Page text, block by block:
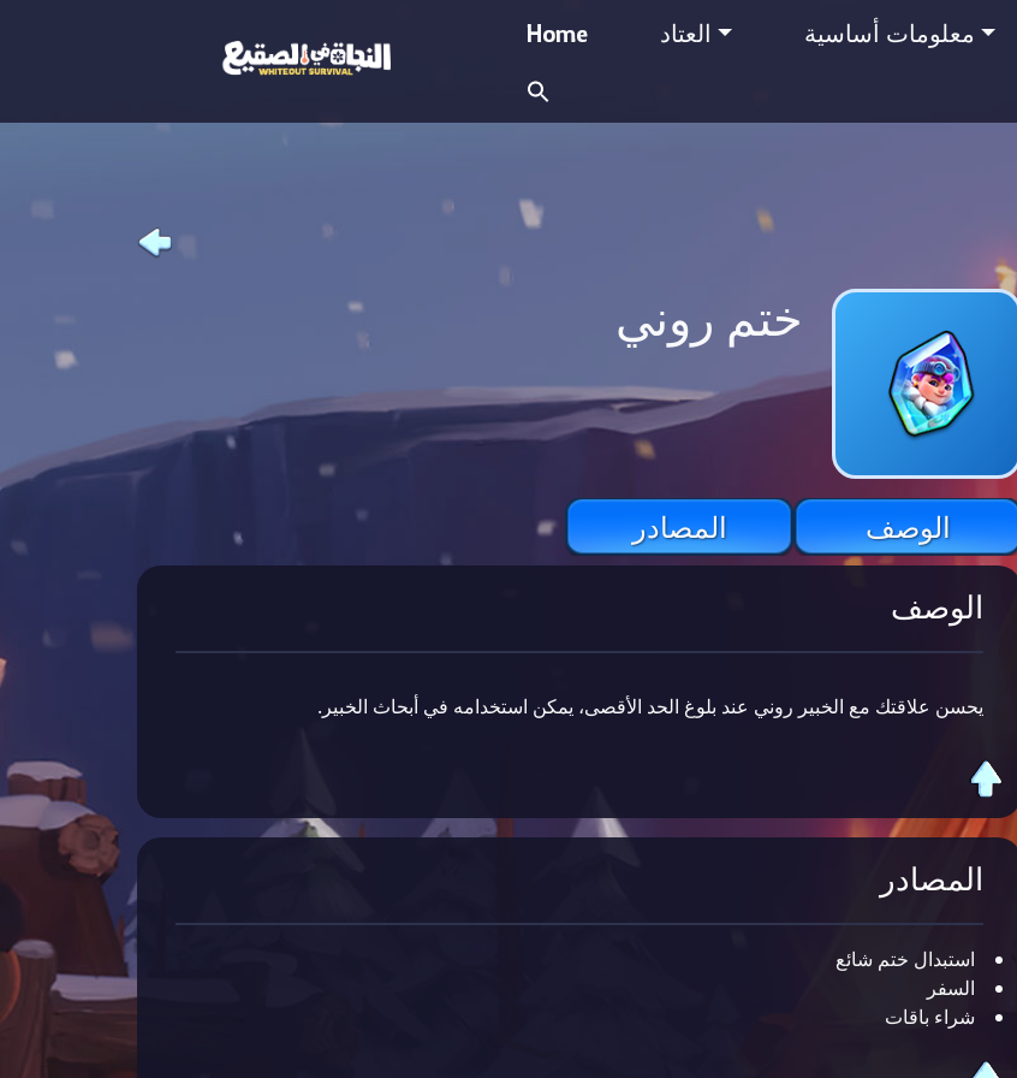
Home العتاد معلومات أساسية
ختم روني
الوصف المصادر
الوصف
يحسن علاقتك مع الخبير روني عند بلوغ الحد الأقصى، يمكن استخدامه في أبحاث الخبير.
المصادر
استبدال ختم شائع
السفر
شراء باقات